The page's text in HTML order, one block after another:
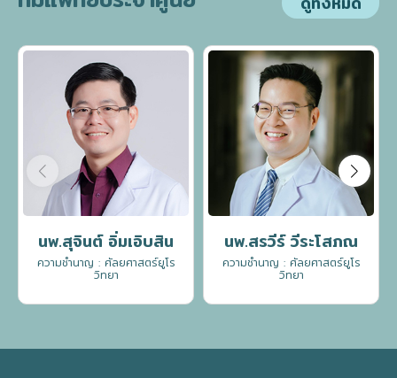
นพ.สุจินต์ อิ่มเอิบสิน
ความชำนาญ : ศัลยศาสตร์ยูโร
วิทยา
นพ.สรวีร์ วีระโสภณ
ความชำนาญ : ศัลยศาสตร์ยูโร
วิทยา